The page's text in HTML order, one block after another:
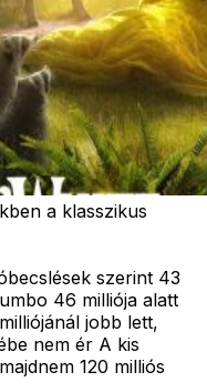
a klasszikus
szerint 43
46 milliója alatt
jobb lett,
nem ér A kis
120 milliós